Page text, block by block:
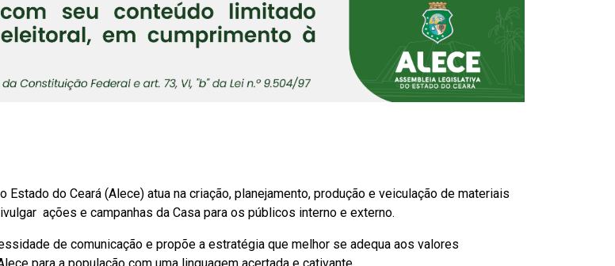
do Ceará (Alece) atua na criação, planejamento, produção e veiculação de materiais
ações e campanhas da Casa para os públicos interno e externo.
de comunicação e propõe a estratégia que melhor se adequa aos valores